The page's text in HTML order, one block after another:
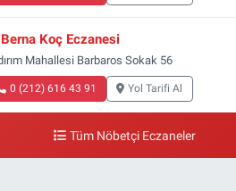
Berna Koç Eczanesi
Mahallesi Barbaros Sokak 56
0 (212) 616 43 91 Yol Tarifi Al
Tüm Nöbetçi Eczaneler